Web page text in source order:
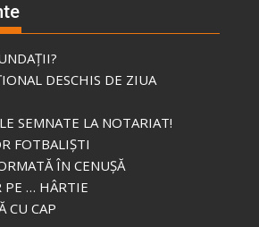
DESCHIS DE ZIUA
SEMNATE LA NOTARIAT!
FOTBALIȘTI
ÎN CENUȘĂ
PE … HÂRTIE
CU CAP